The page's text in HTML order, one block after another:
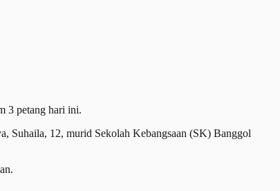
3 petang hari ini.
Suhaila, 12, murid Sekolah Kebangsaan (SK) Banggol